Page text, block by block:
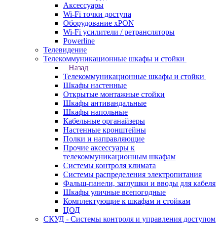
Аксессуары
Wi-Fi точки доступа
Оборудование хPON
Wi-Fi усилители / ретрансляторы
Powerline
Телевидение
Телекоммуникационные шкафы и стойки
Назад
Телекоммуникационные шкафы и стойки
Шкафы настенные
Открытые монтажные стойки
Шкафы антивандальные
Шкафы напольные
Кабельные органайзеры
Настенные кронштейны
Полки и направляющие
Прочие аксессуары к
телекоммуникационным шкафам
Системы контроля климата
Системы распределения электропитания
Фальш-панели, заглушки и вводы для кабеля
Шкафы уличные всепогодные
Комплектующие к шкафам и стойкам
ЦОД
СКУД - Системы контроля и управления доступом